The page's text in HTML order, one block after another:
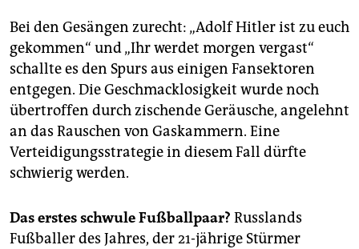
Bei den Gesängen zurecht: „Adolf Hitler ist zu euch
gekommen“ und „Ihr werdet morgen vergast“
schallte es den Spurs aus einigen Fansektoren
entgegen. Die Geschmacklosigkeit wurde noch
übertroffen durch zischende Geräusche, angelehnt
an das Rauschen von Gaskammern. Eine
Verteidigungsstrategie in diesem Fall dürfte
schwierig werden.
Das erstes schwule Fußballpaar? Russlands
Fußballer des Jahres, der 21-jährige Stürmer